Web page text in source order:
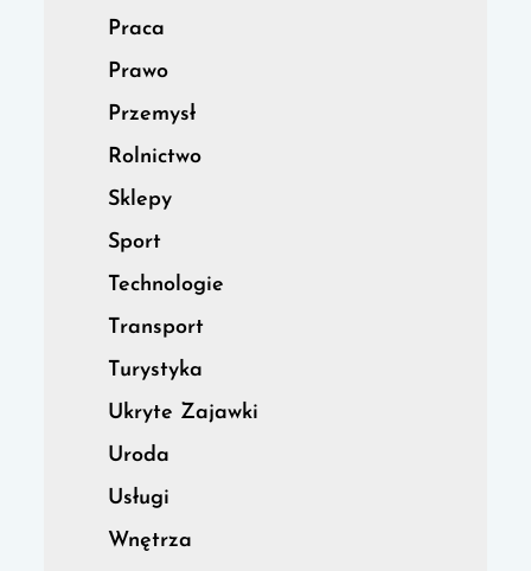
Praca
Prawo
Przemysł
Rolnictwo
Sklepy
Sport
Technologie
Transport
Turystyka
Ukryte Zajawki
Uroda
Usługi
Wnętrza